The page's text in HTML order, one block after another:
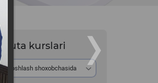
kurslari
shoxobchasida